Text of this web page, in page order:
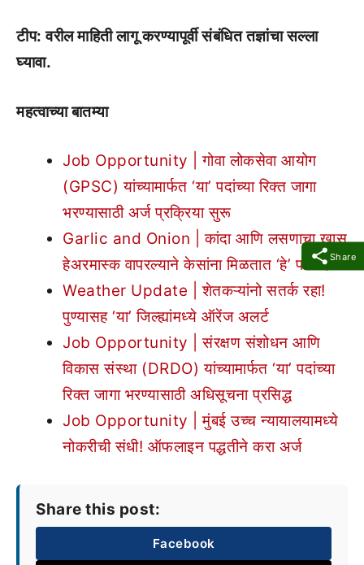
Share
टीप: वरील माहिती लागू करण्यापूर्वी संबंधित तज्ञांचा सल्ला
घ्यावा.
महत्वाच्या बातम्या
Job Opportunity | गोवा लोकसेवा आयोग
(GPSC) यांच्यामार्फत ‘या’ पदांच्या रिक्त जागा
भरण्यासाठी अर्ज प्रक्रिया सुरू
Garlic and Onion | कांदा आणि लसणाचा खास
हेअरमास्क वापरल्याने केसांना मिळतात ‘हे’ फायदे
Weather Update | शेतकऱ्यांनो सतर्क रहा!
पुण्यासह ‘या’ जिल्ह्यांमध्ये ऑरेंज अलर्ट
Job Opportunity | संरक्षण संशोधन आणि
विकास संस्था (DRDO) यांच्यामार्फत ‘या’ पदांच्या
रिक्त जागा भरण्यासाठी अधिसूचना प्रसिद्ध
Job Opportunity | मुंबई उच्च न्यायालयामध्ये
नोकरीची संधी! ऑफलाइन पद्धतीने करा अर्ज
Share this post:
Facebook